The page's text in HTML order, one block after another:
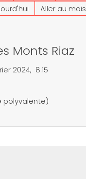
Aller au mois
Monts Riaz
2024, 8:15
polyvalente)